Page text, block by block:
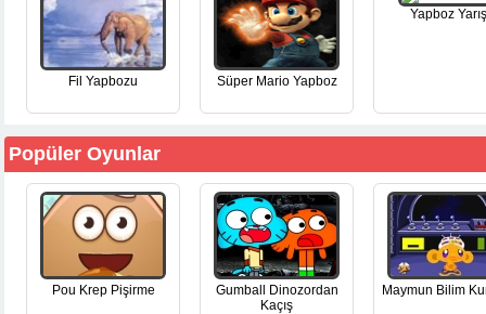
Fil Yapbozu Süper Mario Yapboz
Yapboz
Popüler Oyunlar
Pou Krep Pişirme
Gumball Dinozordan
Kaçış
Maymun Bilim